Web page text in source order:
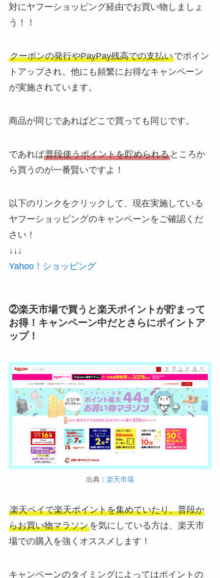
対にヤフーショッピング経由でお買い物しましょ
う！！
クーポンの発行やPayPay残高での支払いでポイン
トアップされ、他にも頻繁にお得なキャンペーン
が実施されています。
商品が同じであればどこで買っても同じです。
であれば普段使うポイントを貯められるところか
ら買うのが一番賢いですよ！
以下のリンクをクリックして、現在実施している
ヤフーショッピングのキャンペーンをご確認くだ
さい！
↓↓↓
Yahoo！ショッピング
②楽天市場で買うと楽天ポイントが貯まって
お得！キャンペーン中だとさらにポイントア
ップ！
出典： 楽天市場
楽天ペイで楽天ポイントを集めていたり、普段か
らお買い物マラソンを気にしている方は、楽天市
場での購入を強くオススメします！
キャンペーンのタイミングによってはポイントの